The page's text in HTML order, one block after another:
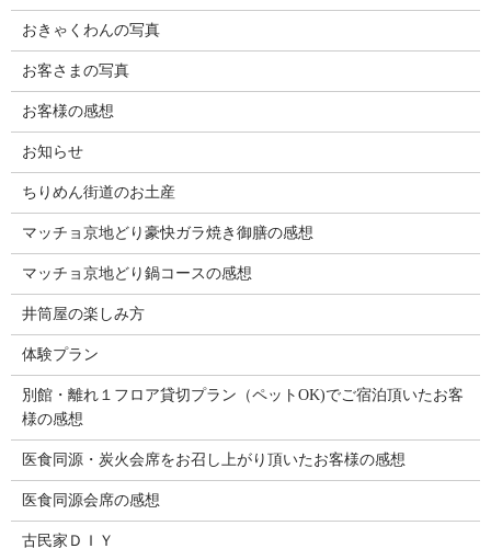
おきゃくわんの写真
お客さまの写真
お客様の感想
お知らせ
ちりめん街道のお土産
マッチョ京地どり豪快ガラ焼き御膳の感想
マッチョ京地どり鍋コースの感想
井筒屋の楽しみ方
体験プラン
別館・離れ１フロア貸切プラン（ペットOK)でご宿泊頂いたお客
様の感想
医食同源・炭火会席をお召し上がり頂いたお客様の感想
医食同源会席の感想
古民家ＤＩＹ